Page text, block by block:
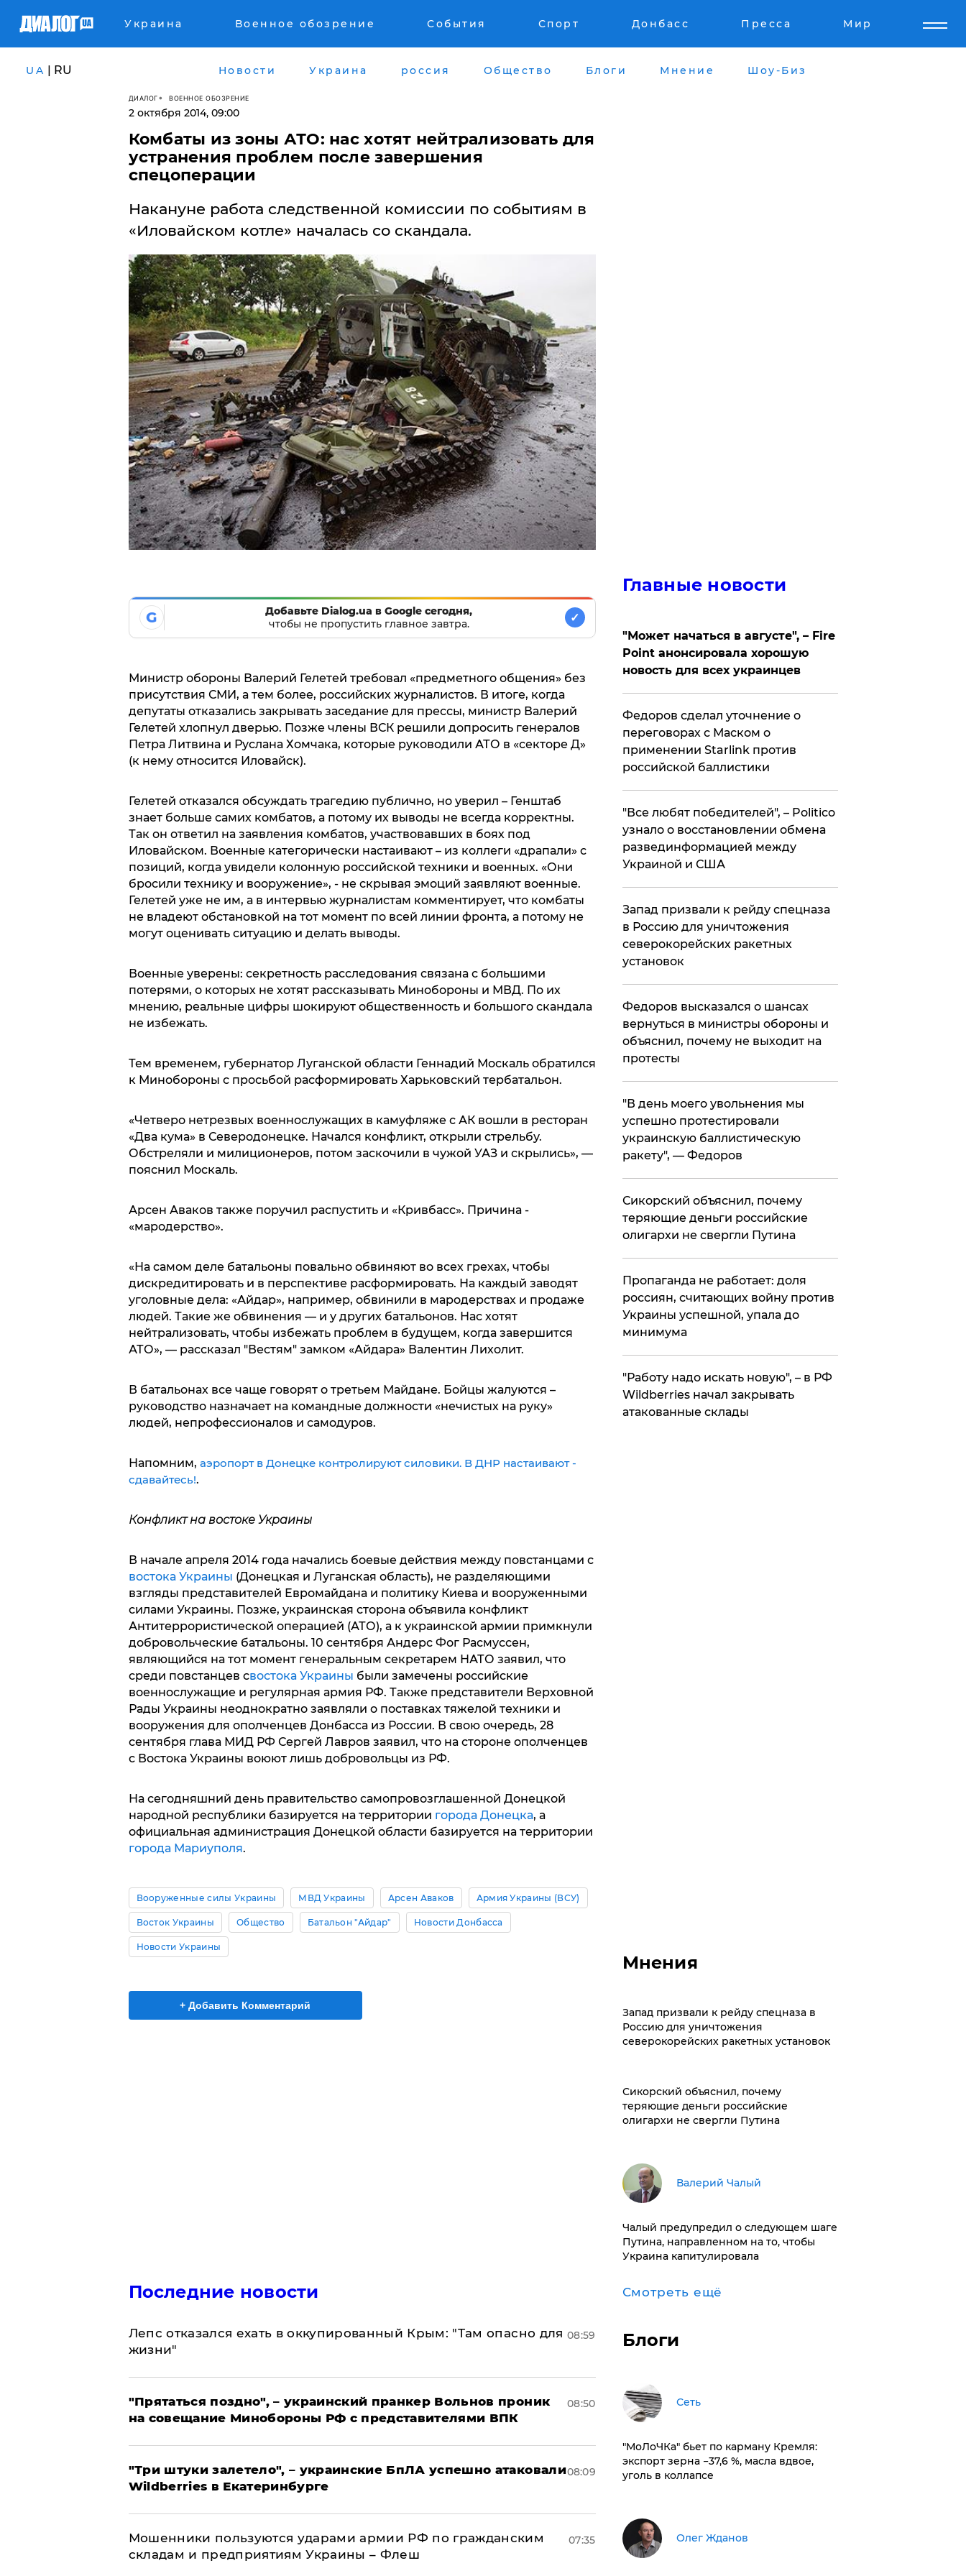
Украина Военное обозрение События Спорт Донбасс Пресса Мир
UA | RU Новости Украина россия Общество Блоги Мнение Шоу-Биз
ДИАЛОГ ВОЕННОЕ ОБОЗРЕНИЕ
2 октября 2014, 09:00
Комбаты из зоны АТО: нас хотят нейтрализовать для
устранения проблем после завершения
спецоперации
Накануне работа следственной комиссии по событиям в
«Иловайском котле» началась со скандала.
G
Добавьте Dialog.ua в Google сегодня,
чтобы не пропустить главное завтра.
✓
Министр обороны Валерий Гелетей требовал «предметного общения» без
присутствия СМИ, а тем более, российских журналистов. В итоге, когда
депутаты отказались закрывать заседание для прессы, министр Валерий
Гелетей хлопнул дверью. Позже члены ВСК решили допросить генералов
Петра Литвина и Руслана Хомчака, которые руководили АТО в «секторе Д»
(к нему относится Иловайск).
Гелетей отказался обсуждать трагедию публично, но уверил – Генштаб
знает больше самих комбатов, а потому их выводы не всегда корректны.
Так он ответил на заявления комбатов, участвовавших в боях под
Иловайском. Военные категорически настаивают – из коллеги «драпали» с
позиций, когда увидели колонную российской техники и военных. «Они
бросили технику и вооружение», - не скрывая эмоций заявляют военные.
Гелетей уже не им, а в интервью журналистам комментирует, что комбаты
не владеют обстановкой на тот момент по всей линии фронта, а потому не
могут оценивать ситуацию и делать выводы.
Военные уверены: секретность расследования связана с большими
потерями, о которых не хотят рассказывать Минобороны и МВД. По их
мнению, реальные цифры шокируют общественность и большого скандала
не избежать.
Тем временем, губернатор Луганской области Геннадий Москаль обратился
к Минобороны с просьбой расформировать Харьковский тербатальон.
«Четверо нетрезвых военнослужащих в камуфляже с АК вошли в ресторан
«Два кума» в Северодонецке. Начался конфликт, открыли стрельбу.
Обстреляли и милиционеров, потом заскочили в чужой УАЗ и скрылись», —
пояснил Москаль.
Арсен Аваков также поручил распустить и «Кривбасс». Причина -
«мародерство».
«На самом деле батальоны повально обвиняют во всех грехах, чтобы
дискредитировать и в перспективе расформировать. На каждый заводят
уголовные дела: «Айдар», например, обвинили в мародерствах и продаже
людей. Такие же обвинения — и у других батальонов. Нас хотят
нейтрализовать, чтобы избежать проблем в будущем, когда завершится
АТО», — рассказал "Вестям" замком «Айдара» Валентин Лихолит.
В батальонах все чаще говорят о третьем Майдане. Бойцы жалуются –
руководство назначает на командные должности «нечистых на руку»
людей, непрофессионалов и самодуров.
Напомним, аэропорт в Донецке контролируют силовики. В ДНР настаивают -
сдавайтесь!.
Конфликт на востоке Украины
В начале апреля 2014 года начались боевые действия между повстанцами с
востока Украины (Донецкая и Луганская область), не разделяющими
взгляды представителей Евромайдана и политику Киева и вооруженными
силами Украины. Позже, украинская сторона объявила конфликт
Антитеррористической операцией (АТО), а к украинской армии примкнули
добровольческие батальоны. 10 сентября Андерс Фог Расмуссен,
являющийся на тот момент генеральным секретарем НАТО заявил, что
среди повстанцев свостока Украины были замечены российские
военнослужащие и регулярная армия РФ. Также представители Верховной
Рады Украины неоднократно заявляли о поставках тяжелой техники и
вооружения для ополченцев Донбасса из России. В свою очередь, 28
сентября глава МИД РФ Сергей Лавров заявил, что на стороне ополченцев
с Востока Украины воюют лишь добровольцы из РФ.
На сегодняшний день правительство самопровозглашенной Донецкой
народной республики базируется на территории города Донецка, а
официальная администрация Донецкой области базируется на территории
города Мариуполя.
Вооруженные силы Украины МВД Украины Арсен Аваков Армия Украины (ВСУ)
Восток Украины Общество Батальон "Айдар" Новости Донбасса
Новости Украины
+ Добавить Комментарий
Последние новости
Лепс отказался ехать в оккупированный Крым: "Там опасно для
жизни"
08:59
"Прятаться поздно", – украинский пранкер Вольнов проник
на совещание Минобороны РФ с представителями ВПК
08:50
"Три штуки залетело", – украинские БпЛА успешно атаковали
Wildberries в Екатеринбурге
08:09
Мошенники пользуются ударами армии РФ по гражданским
складам и предприятиям Украины – Флеш
07:35
Главные новости
"Может начаться в августе", – Fire
Point анонсировала хорошую
новость для всех украинцев
Федоров сделал уточнение о
переговорах с Маском о
применении Starlink против
российской баллистики
​"Все любят победителей", – Politico
узнало о восстановлении обмена
развединформацией между
Украиной и США
Запад призвали к рейду спецназа
в Россию для уничтожения
северокорейских ракетных
установок
Федоров высказался о шансах
вернуться в министры обороны и
объяснил, почему не выходит на
протесты
​"В день моего увольнения мы
успешно протестировали
украинскую баллистическую
ракету", — Федоров
Сикорский объяснил, почему
теряющие деньги российские
олигархи не свергли Путина
​Пропаганда не работает: доля
россиян, считающих войну против
Украины успешной, упала до
минимума
"Работу надо искать новую", – в РФ
Wildberries начал закрывать
атакованные склады
Мнения
Запад призвали к рейду спецназа в
Россию для уничтожения
северокорейских ракетных установок
Сикорский объяснил, почему
теряющие деньги российские
олигархи не свергли Путина
Валерий Чалый
Чалый предупредил о следующем шаге
Путина, направленном на то, чтобы
Украина капитулировала
Смотреть ещё
Блоги
Сеть
​"МоЛоЧКа" бьет по карману Кремля:
экспорт зерна −37,6 %, масла вдвое,
уголь в коллапсе
Олег Жданов